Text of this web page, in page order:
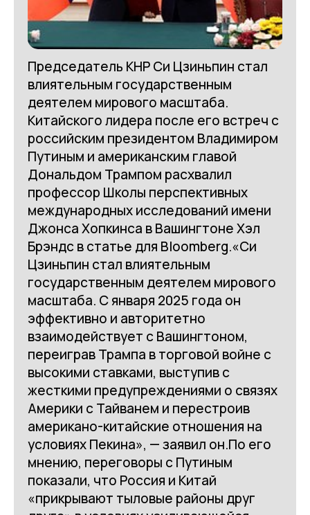
Председатель КНР Си Цзиньпин стал
влиятельным государственным
деятелем мирового масштаба.
Китайского лидера после его встреч с
российским президентом Владимиром
Путиным и американским главой
Дональдом Трампом расхвалил
профессор Школы перспективных
международных исследований имени
Джонса Хопкинса в Вашингтоне Хэл
Брэндс в статье для Bloomberg.«Си
Цзиньпин стал влиятельным
государственным деятелем мирового
масштаба. С января 2025 года он
эффективно и авторитетно
взаимодействует с Вашингтоном,
переиграв Трампа в торговой войне с
высокими ставками, выступив с
жесткими предупреждениями о связях
Америки с Тайванем и перестроив
американо-китайские отношения на
условиях Пекина», — заявил он.По его
мнению, переговоры с Путиным
показали, что Россия и Китай
«прикрывают тыловые районы друг